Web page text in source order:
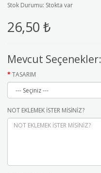
Stok Durumu: Stokta var
26,50 ₺
Mevcut Seçenekler:
TASARIM
NOT EKLEMEK İSTER MİSİNİZ?